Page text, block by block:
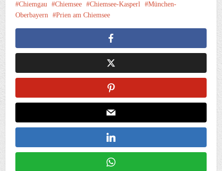
Chiemgau Chiemsee Chiemsee-Kasperl
München-
Oberbayern
Prien am Chiemsee